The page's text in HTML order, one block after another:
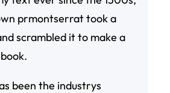
prmontserrat took a
scrambled it to make a
been the industrys